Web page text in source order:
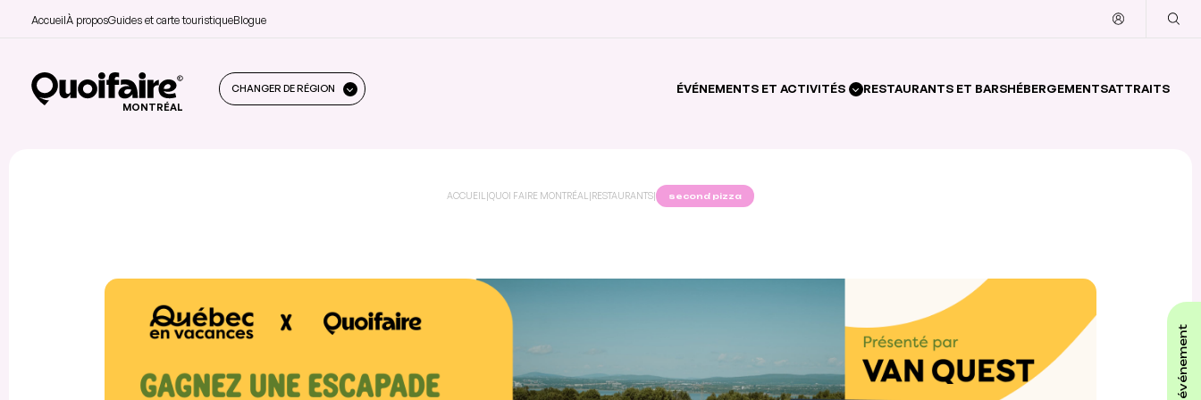
AccueilÀ proposGuides et carte touristiqueBlogue
MONTRÉAL
CHANGER DE RÉGION ÉVÉNEMENTS ET ACTIVITÉS RESTAURANTS ET BARSHÉBERGEMENTSATTRAITS
ACCUEIL |QUOI FAIRE MONTRÉAL |RESTAURANTS| second pizza